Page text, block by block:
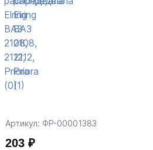
Артикул: ФР-00001383
203 ₽